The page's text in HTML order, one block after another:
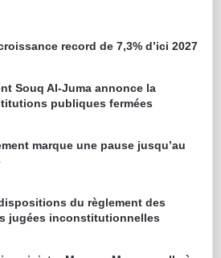
record de 7,3% d’ici 2027
Souq Al-Juma annonce la
publiques fermées
marque une pause jusqu’au
du règlement des
jugées inconstitutionnelles